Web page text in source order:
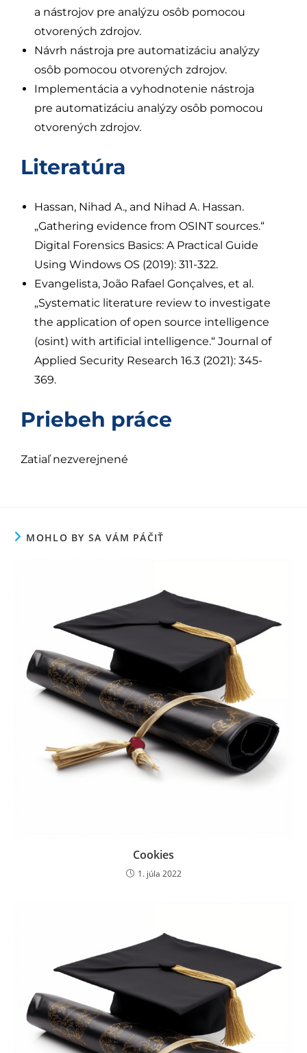
a nástrojov pre analýzu osôb pomocou
otvorených zdrojov.
Návrh nástroja pre automatizáciu analýzy
osôb pomocou otvorených zdrojov.
Implementácia a vyhodnotenie nástroja
pre automatizáciu analýzy osôb pomocou
otvorených zdrojov.
Literatúra
Hassan, Nihad A., and Nihad A. Hassan.
„Gathering evidence from OSINT sources.“
Digital Forensics Basics: A Practical Guide
Using Windows OS (2019): 311-322.
Evangelista, João Rafael Gonçalves, et al.
„Systematic literature review to investigate
the application of open source intelligence
(osint) with artificial intelligence.“ Journal of
Applied Security Research 16.3 (2021): 345-
369.
Priebeh práce
Zatiaľ nezverejnené
MOHLO BY SA VÁM PÁČIŤ
Cookies
1. júla 2022